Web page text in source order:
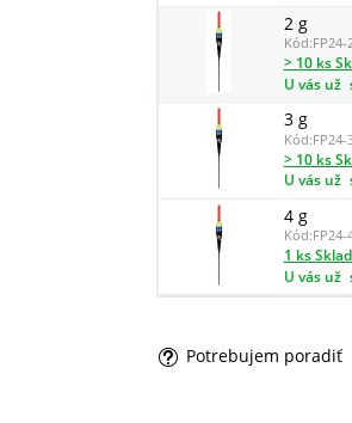
2 g
Kód:FP24-
> 10 ks
U vás už
3 g
Kód:FP24-
> 10 ks
U vás už
4 g
Kód:FP24-
1 ks
U vás už
Potrebujem poradiť